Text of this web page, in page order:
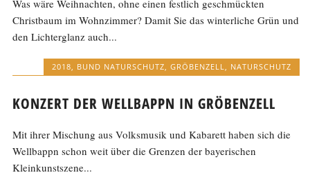
Was wäre Weihnachten, ohne einen festlich geschmückten
Christbaum im Wohnzimmer? Damit Sie das winterliche Grün und
den Lichterglanz auch...
2018, BUND NATURSCHUTZ, GRÖBENZELL, NATURSCHUTZ
KONZERT DER WELLBAPPN IN GRÖBENZELL
Mit ihrer Mischung aus Volksmusik und Kabarett haben sich die
Wellbappn schon weit über die Grenzen der bayerischen
Kleinkunstszene...